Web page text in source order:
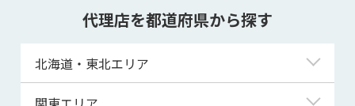
代理店を都道府県から探す
北海道・東北エリア
北海道